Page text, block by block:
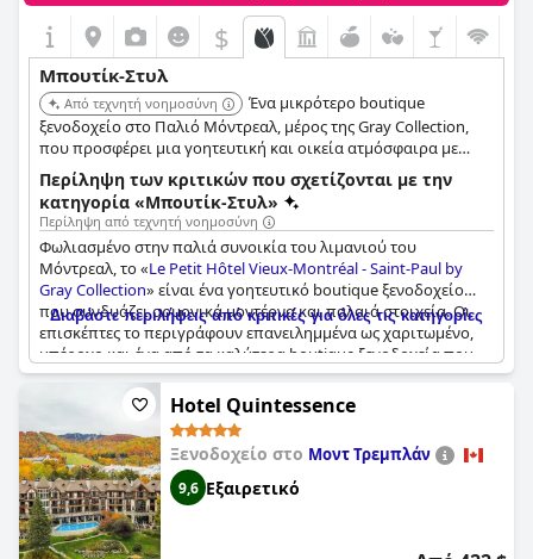
$
Μπουτίκ-Στυλ
Από τεχνητή νοημοσύνη
Ένα μικρότερο boutique
ξενοδοχείο στο Παλιό Μόντρεαλ, μέρος της Gray Collection,
που προσφέρει μια γοητευτική και οικεία ατμόσφαιρα με
εξατομικευμένες υπηρεσίες σε μια ιστορική περιοχή γνωστή
για τα πλακόστρωτα δρομάκια και την αρχιτεκτονική της.
Περίληψη των κριτικών που σχετίζονται με την
κατηγορία «Μπουτίκ-Στυλ»
Περίληψη από τεχνητή νοημοσύνη
Φωλιασμένο στην παλιά συνοικία του λιμανιού του
Μόντρεαλ, το «Le Petit Hôtel Vieux-Montréal - Saint-Paul by
Gray Collection» είναι ένα γοητευτικό boutique ξενοδοχείο
που συνδυάζει αρμονικά μοντέρνα και παλαιά στοιχεία. Οι
επισκέπτες το περιγράφουν επανειλημμένα ως χαριτωμένο,
υπέροχο και ένα από τα καλύτερα boutique ξενοδοχεία που
έχουν ζήσει ποτέ. Η φανταστική τοποθεσία αυξάνει
περαιτέρω την απήχησή του, επιτρέποντας στους επισκέπτες
εύκολη πρόσβαση στο ζωντανό περιβάλλον της Παλιάς
Μοντρεάλ.
Επαινούμενο για τη γοητεία και την σχολαστική συντήρησή
του, το ξενοδοχείο έχει αποσπάσει εκτίμηση για την
καθαριότητα και την τήρηση των πρωτοκόλλων COVID-19. Οι
επισκέπτες εκτιμούν τους όμορφους, καλά διατηρημένους
Διαβάστε περιλήψεις από κριτικές για όλες τις κατηγορίες
Hotel Quintessence
Ξενοδοχείο στο Μοντ Τρεμπλάν
9,6 Εξαιρετικό